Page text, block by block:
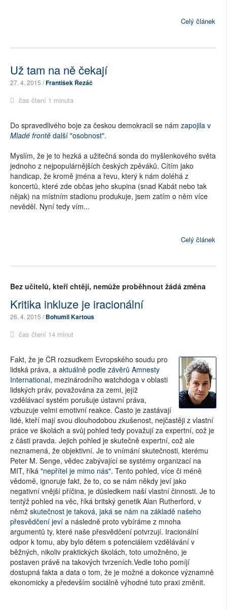
Celý článek
Už tam na ně čekají
27. 4. 2015 /František Řezáč
čas čtení 1 minuta
Do spravedlivého boje za českou demokracii se nám zapojila v
Mladé frontě další "osobnost".
Myslím, že je to hezká a užitečná sonda do myšlenkového světa
jednoho z nejpopulárnějších českých zpěváků. Cítím jako
handicap, že kromě jména a řevu, který k nám doléhá z
koncertů, které zde občas jeho skupina (snad Kabát nebo tak
nějak) na místním stadionu produkuje, jsem zatím o něm více
nevěděl. Nyní tedy vím...
Celý článek
Bez učitelů, kteří chtějí, nemůže proběhnout žádá změna
Kritika inkluze je iracionální
26. 4. 2015 /Bohumil Kartous
čas čtení 14 minut
Fakt, že je ČR rozsudkem Evropského soudu pro
lidská práva, a aktuálně podle závěrů Amnesty
International, mezinárodního watchdoga v oblasti
lidských práv, považována za zemi, jejíž
vzdělávací systém porušuje ústavní práva,
vzbuzuje velmi emotivní reakce. Často je zastávají
lidé, kteří mají svou dlouhodobou zkušenost, nejčastěji z vlastní
práce ve školách a svůj pohled tedy považují za expertní, což je
z části pravda. Jejich pohled je skutečně expertní, což ale
neznamená, že objektivní. Je to vnímání skutečnosti, kterému
Peter M. Senge, vědec zabývající se systémy organizací na
MIT, říká "nepřítel je mimo nás". Tento pohled, více či méně
vědomě, ignoruje fakt, že to, co se nám někdy jeví jako
negativní vnější příčina, je důsledkem naší vlastní činnosti. Je to
tentýž pohled na věc, říká britský genetik Alan Rutherford, v
němž skutečnost je taková, jaká se nám na základě našeho
přesvědčení jeví a následně proto vybíráme z mnoha
argumentů ty, které naše přesvědčení potvrzují. Iracionální
odpor k tomu, aby bylo dětem s potenciálem vzdělávání v
běžných, nikoliv praktických školách, toto umožněno, je
postaven právě na takových tvrzeních.Vedle toho pomíjí
dostupná fakta a data o tom, že je možné a dokonce významně
ekonomicky a především sociálně výhodné tuto praxi změnit.